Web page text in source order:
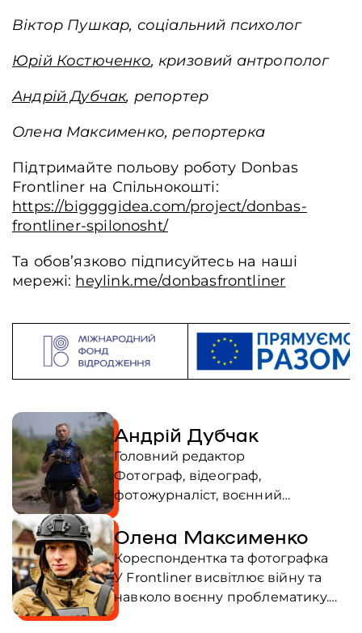
Віктор Пушкар, соціальний психолог
Юрій Костюченко, кризовий антрополог
Андрій Дубчак, репортер
Олена Максименко, репортерка
Підтримайте польову роботу Donbas
Frontliner на Спільнокошті:
https://biggggidea.com/project/donbas-
frontliner-spilonosht/
Та обов’язково підписуйтесь на наші
мережі: heylink.me/donbasfrontliner
Андрій Дубчак
Головний редактор
Фотограф, відеограф,
фотожурналіст, воєнний
кореспондент. Перший стрімер
Євромайдану, зняв ключові події
Революції Гідності, включаючи
трагічні дні 18-20 лютого 2014
року. Висвітлює події російсько-
української війни з 2015 року.
Олена Максименко
Кореспондентка та фотографка
У Frontliner висвітлює війну та
навколо воєнну проблематику.
Авторка книжок: поетичні збірки